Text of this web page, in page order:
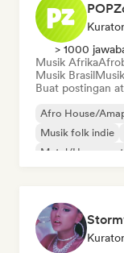
> 1000
Musik Afrika
Musik Brasil
Buat postingan
Afro House/
Musik folk indie
Metal/Heavy